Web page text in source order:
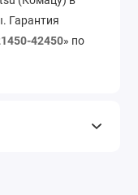
Гарантия
42450» по